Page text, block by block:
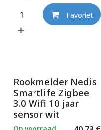
Favoriet
Rookmelder Nedis
Smartlife Zigbee
3.0 Wifi 10 jaar
sensor wit